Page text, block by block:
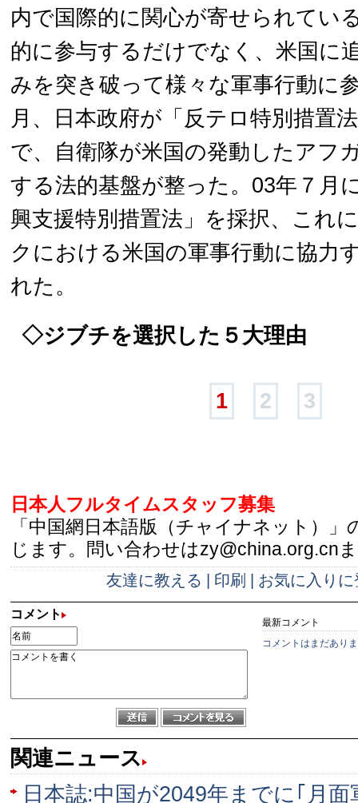
内で国際的に関心が寄せられてい
的に参与するだけでなく、米国に
みを突き破って様々な軍事行動に
月、日本政府が「反テロ特別措置
で、自衛隊が米国の発動したアフ
する法的基盤が整った。03年７月
興支援特別措置法」を採択、これ
クにおける米国の軍事行動に協力
れた。
◇ジブチを選択した５大理由
1 2 3
日本人フルタイムスタッフ募集
「中国網日本語版（チャイナネット）」
じます。問い合わせはzy@china.org.cn
友達に教える 印刷 お気に入りに
コメント
最新コメント
コメントはまだあり
関連ニュース
日本誌:中国が2049年までに｢月面